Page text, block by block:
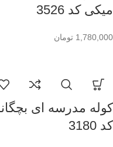
میکی کد 3526
1,780,000 تومان
کوله مدرسه ای
کد 3180